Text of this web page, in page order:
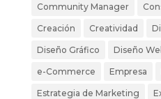
Community Manager
Creación Creatividad
Diseño Gráfico Diseño
e-Commerce Empresa
Estrategia de Marketing